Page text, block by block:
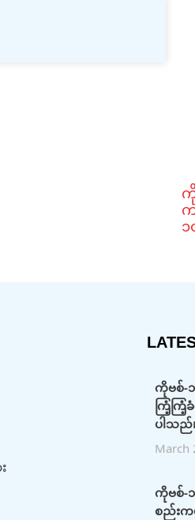
၁
ကိုဗစ်-
ကြံ့ကြံ့
ပါသည်
March
ကိုဗစ်-
စည်း